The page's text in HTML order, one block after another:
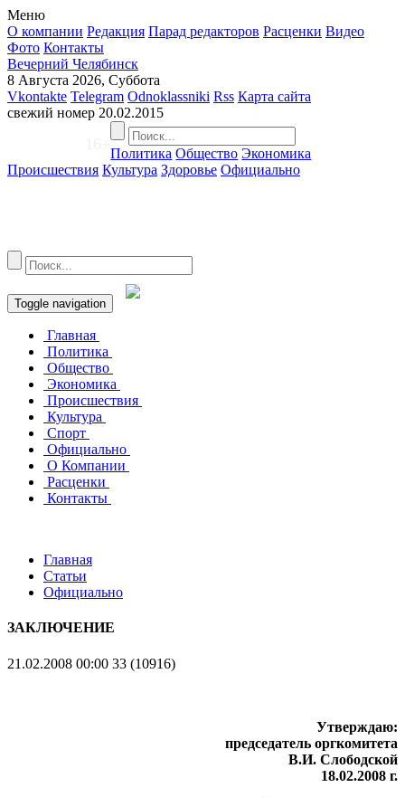
Меню
О компании Редакция Парад редакторов Расценки Видео
Фото Контакты
Вечерний Челябинск
8 Августа 2026, Суббота
Vkontakte Telegram Odnoklassniki Rss Карта сайта
свежий номер 20.02.2015
16+
Политика Общество Экономика
Происшествия Культура Здоровье Официально
Toggle navigation
Главная
Политика
Общество
Экономика
Происшествия
Культура
Спорт
Официально
О Компании
Расценки
Контакты
Главная
Статьи
Официально
ЗАКЛЮЧЕНИЕ
21.02.2008 00:00 33 (10916)
Утверждаю:
председатель оргкомитета
В.И. Слободской
18.02.2008 г.